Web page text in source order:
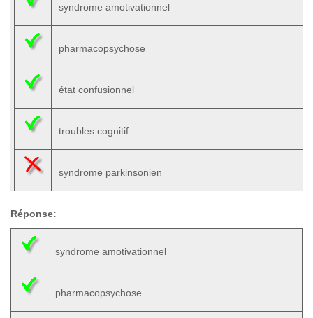
syndrome amotivationnel
pharmacopsychose
état confusionnel
troubles cognitif
syndrome parkinsonien
Réponse:
syndrome amotivationnel
pharmacopsychose